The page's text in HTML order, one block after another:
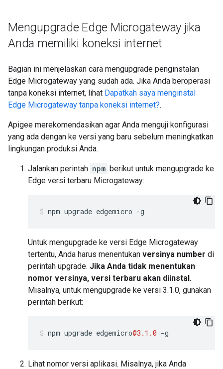
Mengupgrade Edge Microgateway jika
Anda memiliki koneksi internet
Bagian ini menjelaskan cara mengupgrade penginstalan
Edge Microgateway yang sudah ada. Jika Anda beroperasi
tanpa koneksi internet, lihat Dapatkah saya menginstal
Edge Microgateway tanpa koneksi internet?.
Apigee merekomendasikan agar Anda menguji konfigurasi
yang ada dengan ke versi yang baru sebelum meningkatkan
lingkungan produksi Anda.
Jalankan perintah npm berikut untuk mengupgrade ke
Edge versi terbaru Microgateway:
npm upgrade edgemicro -g
Untuk mengupgrade ke versi Edge Microgateway
tertentu, Anda harus menentukan versinya number di
perintah upgrade. Jika Anda tidak menentukan
nomor versinya, versi terbaru akan diinstal.
Misalnya, untuk mengupgrade ke versi 3.1.0, gunakan
perintah berikut:
npm upgrade edgemicro@3.1.0 -g
Lihat nomor versi aplikasi. Misalnya, jika Anda